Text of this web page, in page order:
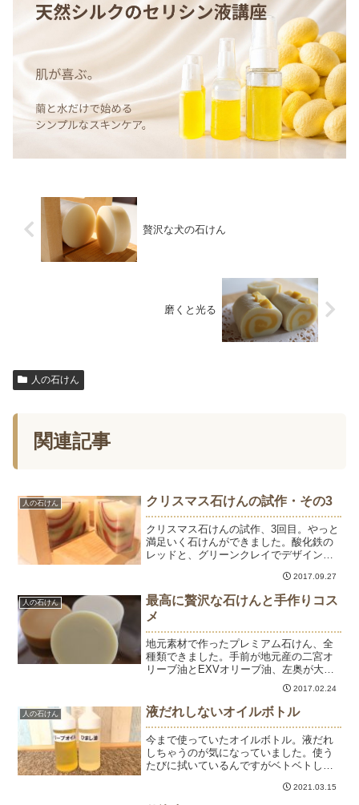
贅沢な犬の石けん
磨くと光る
人の石けん
関連記事
人の石けん クリスマス石けんの試作・その3
クリスマス石けんの試作、3回目。やっと
満足いく石けんができました。酸化鉄の
レッドと、グリーンクレイでデザイン。
シアバター配合で保湿と泡立ちのよい石
けんです。11月の1dayレッスンに決定～
♪
2017.09.27
人の石けん
最高に贅沢な石けんと手作りコス
メ
地元素材で作ったプレミアム石けん、全
種類できました。手前が地元産の二宮オ
リーブ油とEXVオリーブ油、左奥が大磯
はちみつを加えた石けん、右奥は二宮オ
リーブ油と普段使いのオリーブ油で作っ
た石けんです。仕上がりはどれもいい感
じ♪はちみつを入れると...
2017.02.24
人の石けん 液だれしないオイルボトル
今まで使っていたオイルボトル。液だれ
しちゃうのが気になっていました。使う
たびに拭いているんですがベトベトしち
ル。ノズル部分が高くなっていて液だれ
2021.03.15